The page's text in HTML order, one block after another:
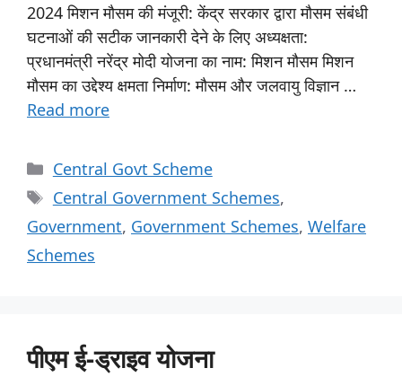
2024 मिशन मौसम की मंजूरी: केंद्र सरकार द्वारा मौसम संबंधी
घटनाओं की सटीक जानकारी देने के लिए अध्यक्षता:
प्रधानमंत्री नरेंद्र मोदी योजना का नाम: मिशन मौसम मिशन
मौसम का उद्देश्य क्षमता निर्माण: मौसम और जलवायु विज्ञान …
Read more
Central Govt Scheme
Central Government Schemes,
Government, Government Schemes, Welfare
Schemes
पीएम ई-ड्राइव योजना